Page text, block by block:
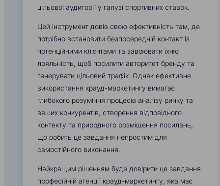
цільової аудиторії у галузі спортивних ставок.
Цей інструмент довів свою ефективність там, де
потрібно встановити безпосередній контакт із
потенційними клієнтами та завоювати їхню
лояльність, щоб посилити авторитет бренду та
генерувати цільовий трафік. Однак ефективне
використання крауд-маркетингу вимагає
глибокого розуміння процесів аналізу ринку та
ваших конкурентів, створення відповідного
контекту та природного розміщення посилань,
що робить це завдання непростим для
самостійного виконання.
Найкращим рішенням буде довірити це завдання
професійній агенції крауд-маркетингу, яка має